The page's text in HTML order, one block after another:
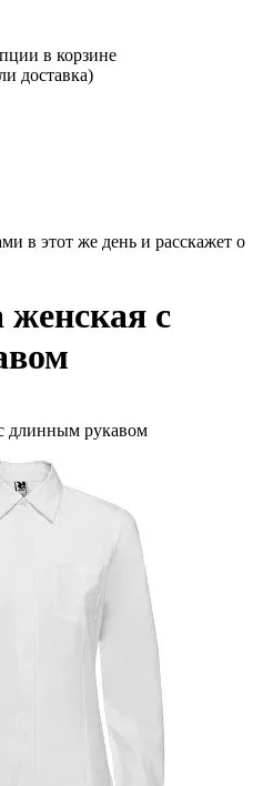
в корзине
доставка)
в этот же день и расскажет о
с
длинным рукавом